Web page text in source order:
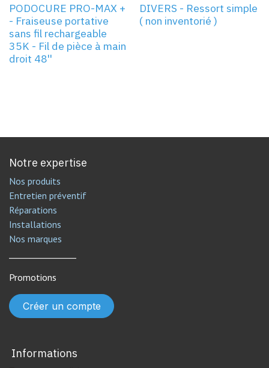
PODOCURE PRO-MAX +
- Fraiseuse portative
sans fil rechargeable
35K - Fil de pièce à main
droit 48''
DIVERS - Ressort simple
( non inventorié )
Notre expertise
Nos produits
Entretien préventif
Réparations
Installations
Nos marques
Promotions
Créer un compte
Informations